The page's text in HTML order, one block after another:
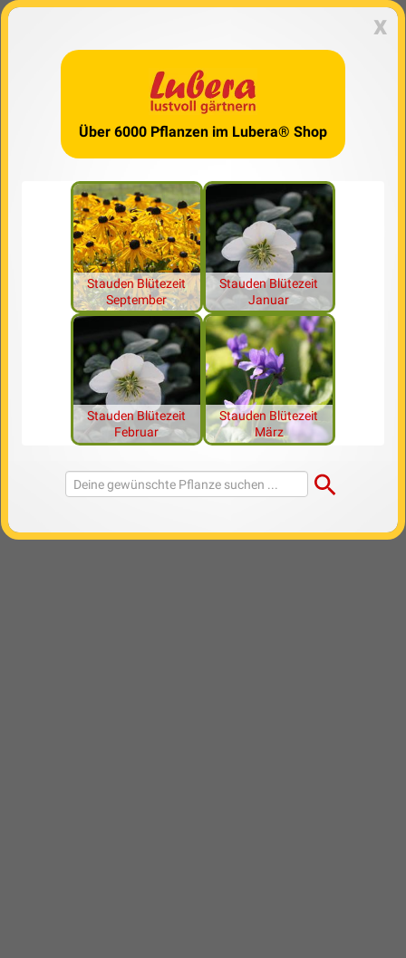
x
Über 6000 Pflanzen im Lubera® Shop
Stauden Blütezeit
September
Stauden Blütezeit
Januar
Stauden Blütezeit
Februar
Stauden Blütezeit
März